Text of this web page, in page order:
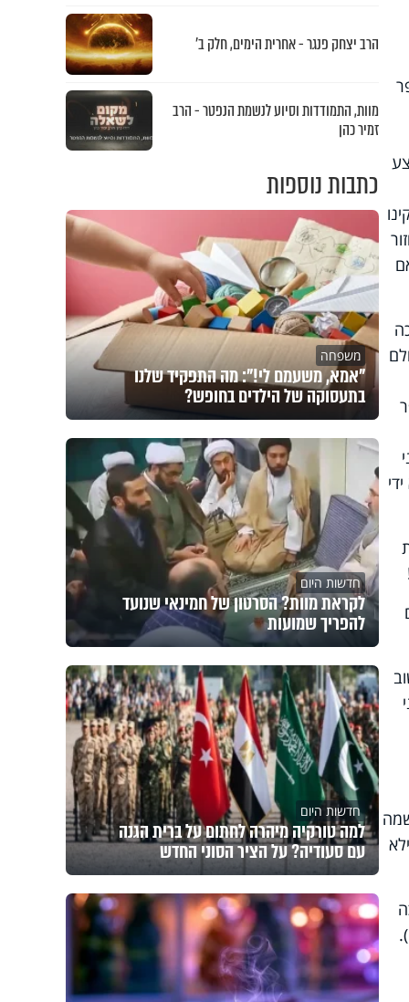
הרב יצחק פנגר - אחרית הימים, חלק ב’
מוות, התמודדות וסיוע לנשמת הנפטר - הרב
זמיר כהן
כתבות נוספות
משפחה
"אמא, משעמם לי!": מה התפקיד שלנו
בתעסוקה של הילדים בחופש?
חדשות היום
לקראת מוות? הסרטון של חמינאי שנועד
להפריך שמועות
חדשות היום
למה טורקיה מיהרה לחתום על ברית הגנה
עם סעודיה? על הציר הסוני החדש